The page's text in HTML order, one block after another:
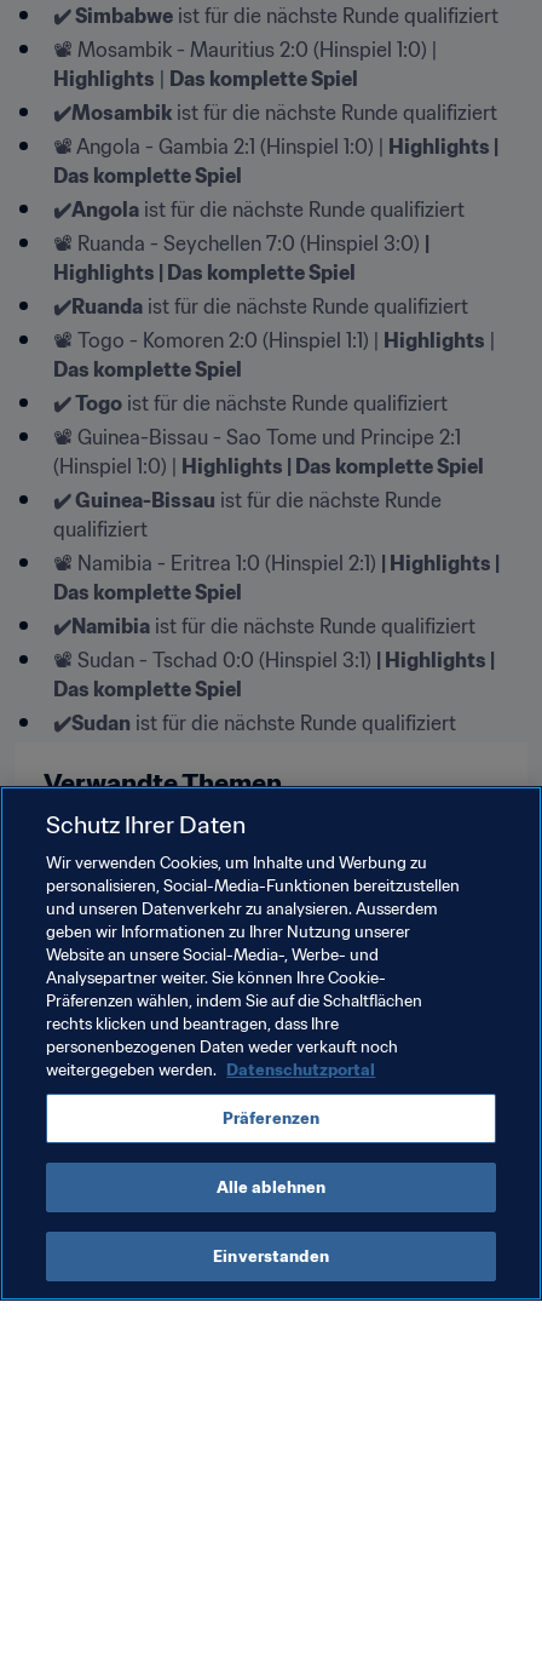
✔️ Simbabwe ist für die nächste Runde qualifiziert
Highlights
Das komplette Spiel
✔️Mosambik ist für die nächste Runde qualifiziert
📽️ Angola - Gambia 2:1 (Hinspiel 1:0) |
Highlights |
Das komplette Spiel
✔️Angola ist für die nächste Runde qualifiziert
📽️ Ruanda - Seychellen 7:0 (Hinspiel 3:0)
Highlights | Das komplette Spiel
✔️Ruanda ist für die nächste Runde qualifiziert
📽️ Togo - Komoren 2:0 (Hinspiel 1:1) |
Highlights
Das komplette Spiel
✔️ Togo ist für die nächste Runde qualifiziert
📽️ Guinea-Bissau - Sao Tome und Principe 2:1
(Hinspiel 1:0) |
Highlights | Das komplette Spiel
✔️ Guinea-Bissau ist für die nächste Runde
qualifiziert
📽️ Namibia - Eritrea 1:0 (Hinspiel 2:1)
| Highlights |
Das komplette Spiel
✔️Namibia ist für die nächste Runde qualifiziert
📽️ Sudan - Tschad 0:0 (Hinspiel 3:1)
| Highlights |
Das komplette Spiel
✔️Sudan ist für die nächste Runde qualifiziert
Verwandte Themen
CAF Namibia Eritrea Eswatini Djibouti
Angola The Gambia Mozambique
Mauritania Sudan Chad Rwanda
Seychelles Zimbabwe Somalia Malawi
Botswana Guinea-Bissau
São Tomé and Príncipe Togo Comoros
Schutz Ihrer Daten
Wir verwenden Cookies, um Inhalte und Werbung zu
personalisieren, Social-Media-Funktionen bereitzustellen
und unseren Datenverkehr zu analysieren. Ausserdem
geben wir Informationen zu Ihrer Nutzung unserer
Website an unsere Social-Media-, Werbe- und
Analysepartner weiter. Sie können Ihre Cookie-
Präferenzen wählen, indem Sie auf die Schaltflächen
rechts klicken und beantragen, dass Ihre
personenbezogenen Daten weder verkauft noch
weitergegeben werden. Datenschutzportal
Präferenzen
Alle ablehnen
Einverstanden